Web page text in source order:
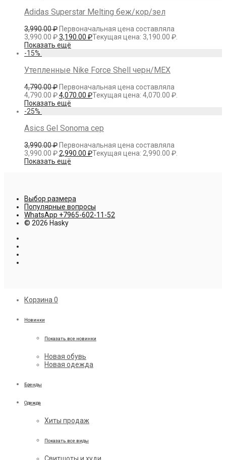
Adidas Superstar Melting беж/кор/зел
3,990.00₽ Первоначальная цена составляла
3,990.00 ₽.3,190.00 ₽Текущая цена: 3,190.00 ₽.
Показать ещё
-15%
Утепленные Nike Force Shell черн/МЕХ
4,790.00₽ Первоначальная цена составляла
4,790.00 ₽.4,070.00 ₽Текущая цена: 4,070.00 ₽.
Показать ещё
-25%
Asics Gel Sonoma сер
3,990.00₽ Первоначальная цена составляла
3,990.00 ₽.2,990.00 ₽Текущая цена: 2,990.00 ₽.
Показать ещё
Выбор размера
Популярные вопросы
WhatsApp +7965-602-11-52
© 2026 Hasky
Корзина 0
Новинки
Показать все новинки
Новая обувь
Новая одежда
Бренды
Одежда
Хиты продаж
Показать все виды